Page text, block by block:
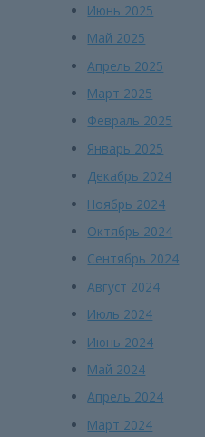
Июнь 2025
Май 2025
Апрель 2025
Март 2025
Февраль 2025
Январь 2025
Декабрь 2024
Ноябрь 2024
Октябрь 2024
Сентябрь 2024
Август 2024
Июль 2024
Июнь 2024
Май 2024
Апрель 2024
Март 2024